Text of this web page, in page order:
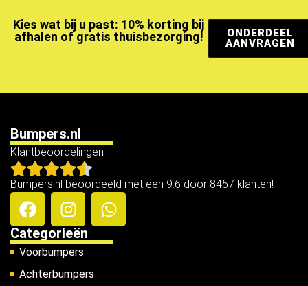
Kies wat bij u past: 10% korting bij
afhalen of gratis thuisbezorging!
ONDERDEEL
AANVRAGEN
Bumpers.nl
Klantbeoordelingen
Bumpers.nl beoordeeld met een 9.6 door 8457 klanten!
Categorieën
Voorbumpers
Achterbumpers